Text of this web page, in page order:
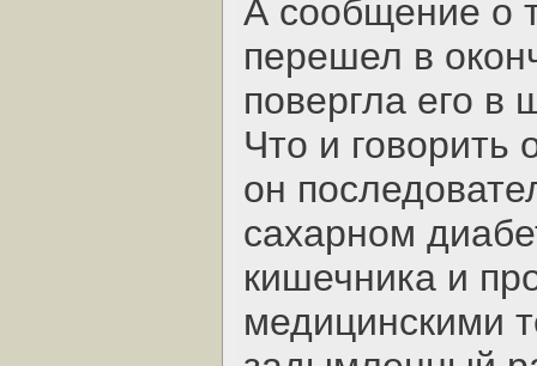
А сообщение о
перешел в
повергла его в
Что и говорить
он
сахарном
кишечника и
медицинскими